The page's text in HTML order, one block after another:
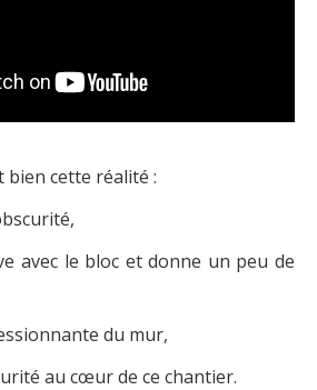
bien cette réalité :
avec le bloc et donne un peu de
du mur,
au cœur de ce chantier.